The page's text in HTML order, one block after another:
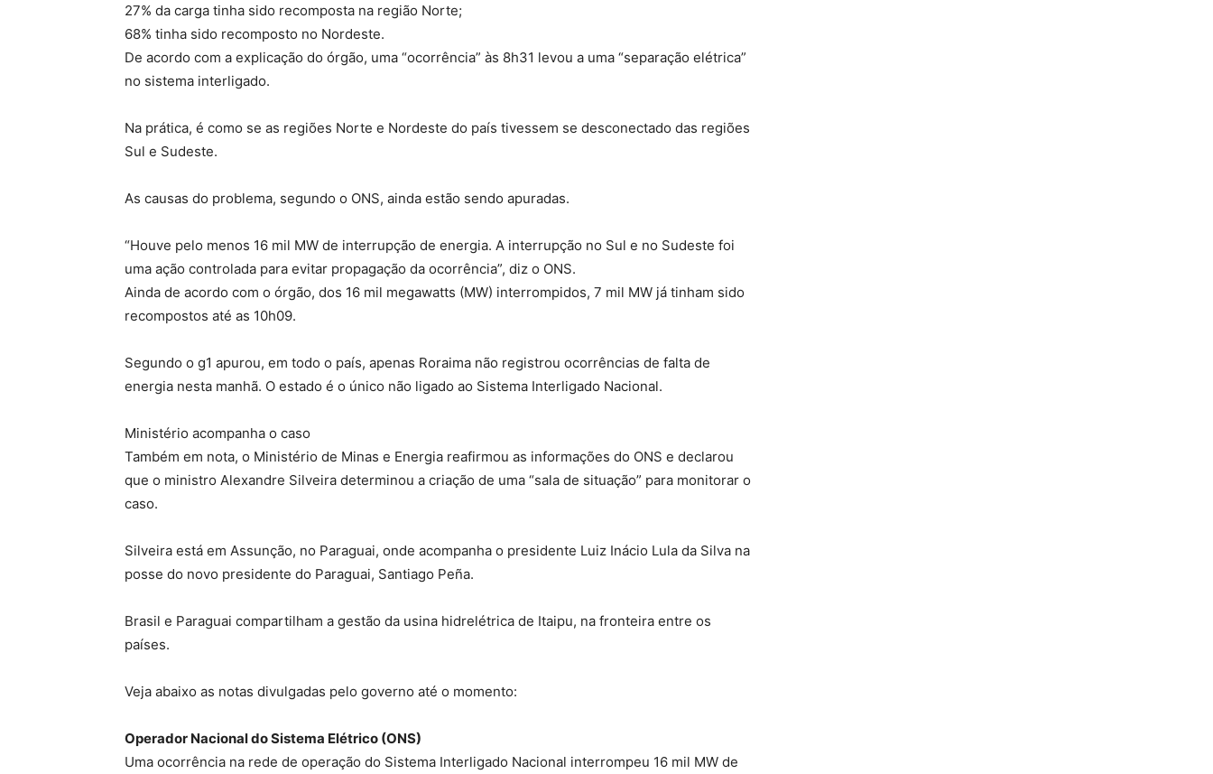
27% da carga tinha sido recomposta na região Norte;
68% tinha sido recomposto no Nordeste.
De acordo com a explicação do órgão, uma “ocorrência” às 8h31 levou a uma “separação elétrica”
no sistema interligado.
Na prática, é como se as regiões Norte e Nordeste do país tivessem se desconectado das regiões
Sul e Sudeste.
As causas do problema, segundo o ONS, ainda estão sendo apuradas.
“Houve pelo menos 16 mil MW de interrupção de energia. A interrupção no Sul e no Sudeste foi
uma ação controlada para evitar propagação da ocorrência”, diz o ONS.
Ainda de acordo com o órgão, dos 16 mil megawatts (MW) interrompidos, 7 mil MW já tinham sido
recompostos até as 10h09.
Segundo o g1 apurou, em todo o país, apenas Roraima não registrou ocorrências de falta de
energia nesta manhã. O estado é o único não ligado ao Sistema Interligado Nacional.
Ministério acompanha o caso
Também em nota, o Ministério de Minas e Energia reafirmou as informações do ONS e declarou
que o ministro Alexandre Silveira determinou a criação de uma “sala de situação” para monitorar o
caso.
Silveira está em Assunção, no Paraguai, onde acompanha o presidente Luiz Inácio Lula da Silva na
posse do novo presidente do Paraguai, Santiago Peña.
Brasil e Paraguai compartilham a gestão da usina hidrelétrica de Itaipu, na fronteira entre os
países.
Veja abaixo as notas divulgadas pelo governo até o momento:
Operador Nacional do Sistema Elétrico (ONS)
Uma ocorrência na rede de operação do Sistema Interligado Nacional interrompeu 16 mil MW de